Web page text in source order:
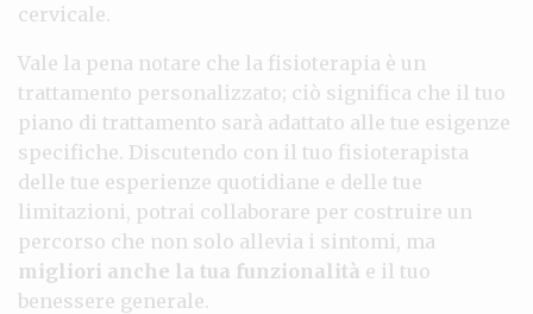
cervicale.
Vale la pena notare che la fisioterapia è un
trattamento personalizzato; ciò significa che il tuo
piano di trattamento sarà adattato alle tue esigenze
specifiche. Discutendo con il tuo fisioterapista
delle tue esperienze quotidiane e delle tue
limitazioni, potrai collaborare per costruire un
percorso che non solo allevia i sintomi, ma
migliori anche la tua funzionalità e il tuo
benessere generale.